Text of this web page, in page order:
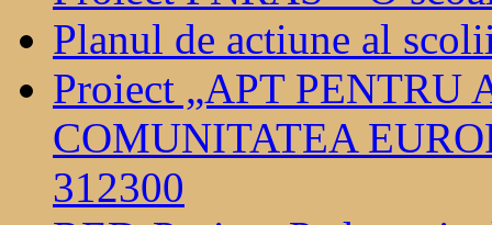
Planul de actiune al
Proiect „APT PENTRU
COMUNITATEA
312300